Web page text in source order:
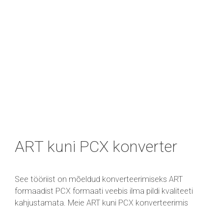
ART kuni PCX konverter
See tööriist on mõeldud konverteerimiseks ART
formaadist PCX formaati veebis ilma pildi kvaliteeti
kahjustamata. Meie ART kuni PCX konverteerimis